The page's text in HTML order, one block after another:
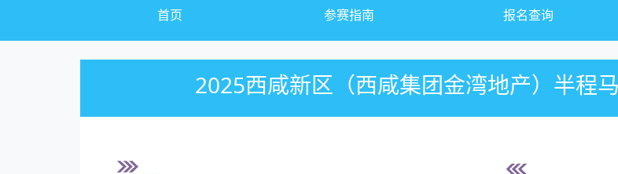
首页 参赛指南 报名查询
2025西咸新区（西咸集团金湾地产）半程